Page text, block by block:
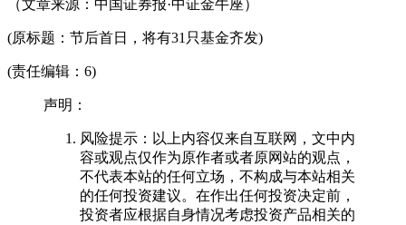
（文章来源：中国证券报·中证金牛座）
(原标题：节后首日，将有31只基金齐发)
(责任编辑：6)
声明：
风险提示：以上内容仅来自互联网，文中内
容或观点仅作为原作者或者原网站的观点，
不代表本站的任何立场，不构成与本站相关
的任何投资建议。在作出任何投资决定前，
投资者应根据自身情况考虑投资产品相关的